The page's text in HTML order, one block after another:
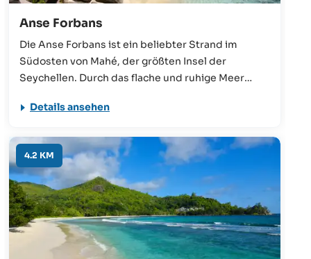
Anse Forbans
Die Anse Forbans ist ein beliebter Strand im
Südosten von Mahé, der größten Insel der
Seychellen. Durch das flache und ruhige Meer
tolles Ausflugsziel für Familien mit Kindern, die auf
sind.
Details ansehen
4.2 KM